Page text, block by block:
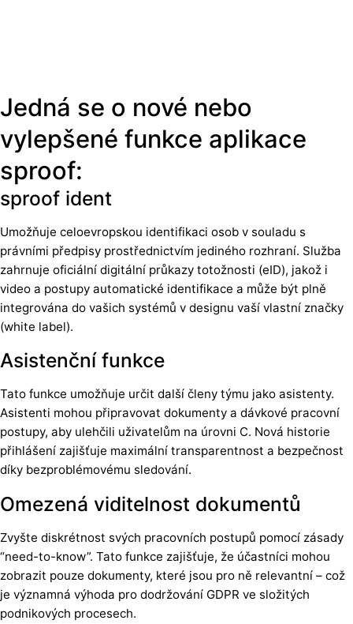
Jedná se o nové nebo
vylepšené funkce aplikace
sproof:
sproof ident
Umožňuje celoevropskou identifikaci osob v souladu s
právními předpisy prostřednictvím jediného rozhraní. Služba
zahrnuje oficiální digitální průkazy totožnosti (eID), jakož i
video a postupy automatické identifikace a může být plně
integrována do vašich systémů v designu vaší vlastní značky
(white label).
Asistenční funkce
Tato funkce umožňuje určit další členy týmu jako asistenty.
Asistenti mohou připravovat dokumenty a dávkové pracovní
postupy, aby ulehčili uživatelům na úrovni C. Nová historie
přihlášení zajišťuje maximální transparentnost a bezpečnost
díky bezproblémovému sledování.
Omezená viditelnost dokumentů
Zvyšte diskrétnost svých pracovních postupů pomocí zásady
“need-to-know”. Tato funkce zajišťuje, že účastníci mohou
zobrazit pouze dokumenty, které jsou pro ně relevantní – což
je významná výhoda pro dodržování GDPR ve složitých
podnikových procesech.